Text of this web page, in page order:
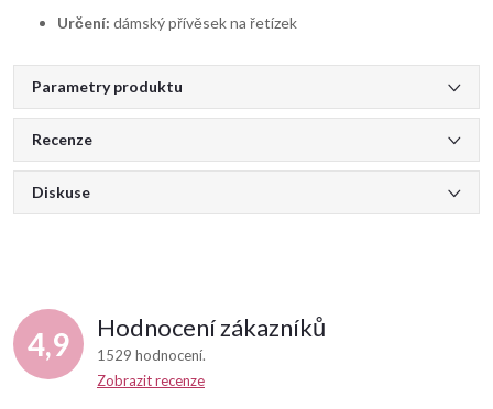
Určení: dámský přívěsek na řetízek
Parametry produktu
Recenze
Diskuse
4,9 Hodnocení zákazníků
1529 hodnocení
Zobrazit recenze